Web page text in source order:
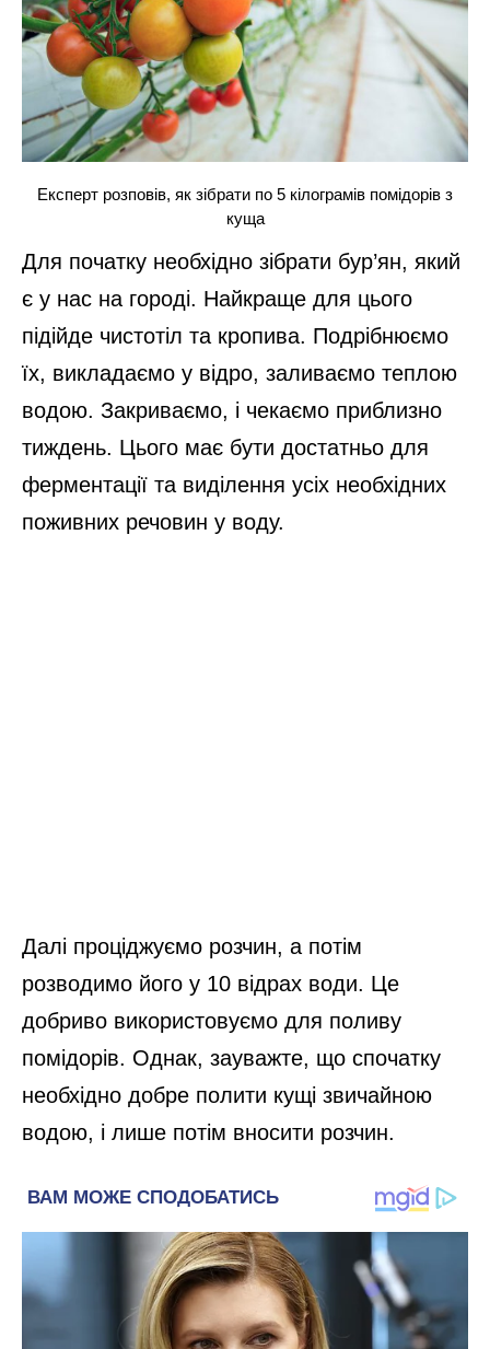
Експерт розповів, як зібрати по 5 кілограмів помідорів з
куща
Для початку необхідно зібрати бур’ян, який
є у нас на городі. Найкраще для цього
підійде чистотіл та кропива. Подрібнюємо
їх, викладаємо у відро, заливаємо теплою
водою. Закриваємо, і чекаємо приблизно
тиждень. Цього має бути достатньо для
ферментації та виділення усіх необхідних
поживних речовин у воду.
Далі проціджуємо розчин, а потім
розводимо його у 10 відрах води. Це
добриво використовуємо для поливу
помідорів. Однак, зауважте, що спочатку
необхідно добре полити кущі звичайною
водою, і лише потім вносити розчин.